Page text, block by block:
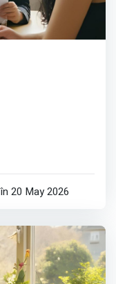
în 20 May 2026